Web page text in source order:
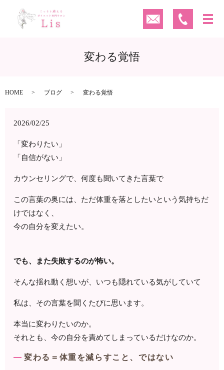
変わる覚悟
HOME ブログ 変わる覚悟
2026/02/25
「変わりたい」
「自信がない」
カウンセリングで、何度も聞いてきた言葉で
この言葉の奥には、ただ体重を落としたいという気持ちだ
けではなく、
今の自分を変えたい。
でも、また失敗するのが怖い。
そんな揺れ動く想いが、いつも隠れている気がしていて
私は、その言葉を聞くたびに思います。
本当に変わりたいのか。
それとも、今の自分を責めてしまっているだけなのか。
変わる＝体重を減らすこと、ではない